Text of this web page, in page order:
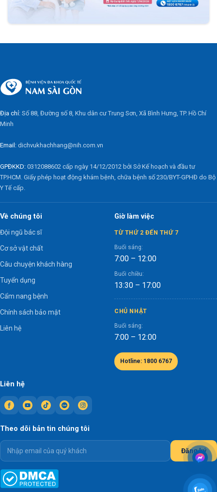
Địa chỉ: Số 88, Đường số 8, Khu dân cư Trung Sơn, Xã Bình Hưng, TP. Hồ Chí
Minh
Email: dichvukhachhang@nih.com.vn
GPĐKKD: 0312088602 cấp ngày 14/12/2012 bởi Sở Kế hoạch và đầu tư
TP.HCM. Giấy phép hoạt động khám bệnh, chữa bệnh số 230/BYT-GPHĐ do Bộ
Y Tế cấp.
Liên hệ
Về chúng tôi
Đội ngũ bác sĩ
Cơ sở vật chất
Câu chuyện khách hàng
Tuyển dụng
Cẩm nang bệnh
Chính sách bảo mật
Liên hệ
Giờ làm việc
TỪ THỨ 2 ĐẾN THỨ 7
Buổi sáng:
7:00 – 12:00
Buổi chiều:
13:30 – 17:00
CHỦ NHẬT
Buổi sáng:
7:00 – 12:00
Hotline: 1800 6767
Theo dõi bản tin chúng tôi
Đăng ký